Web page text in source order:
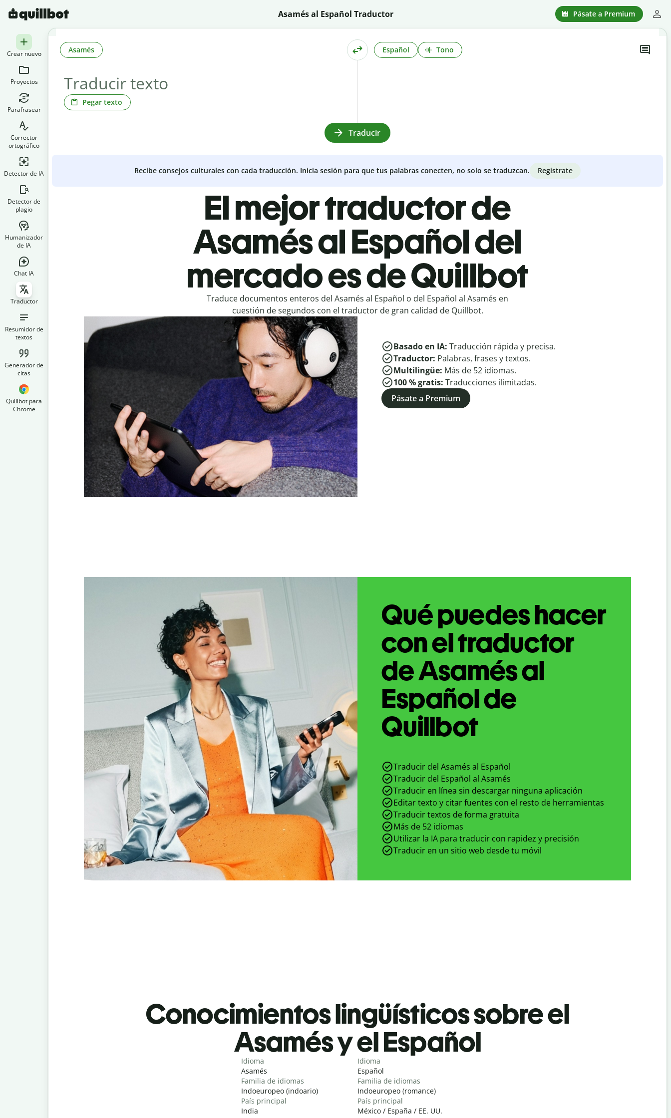
Asamés al Español Traductor Pásate a Premium
Crear nuevo
Proyectos
Parafrasear
Corrector
ortográfico
Detector de IA
Detector de
plagio
Humanizador
de IA
Chat IA
Traductor
Resumidor de
textos
Generador de
citas
Quillbot para
Chrome
Pegar texto
Asamés Español Tono
Traducir
Recibe consejos culturales con cada traducción. Inicia sesión para que tus palabras conecten, no solo se traduzcan. Regístrate
El mejor traductor de
Asamés al Español del
mercado es de Quillbot
Traduce documentos enteros del Asamés al Español o del Español al Asamés en
cuestión de segundos con el traductor de gran calidad de Quillbot.
Basado en IA: Traducción rápida y precisa.
Traductor: Palabras, frases y textos.
Multilingüe: Más de 52 idiomas.
100 % gratis: Traducciones ilimitadas.
Pásate a Premium
Qué puedes hacer
con el traductor
de Asamés al
Español de
Quillbot
Traducir del Asamés al Español
Traducir del Español al Asamés
Traducir en línea sin descargar ninguna aplicación
Editar texto y citar fuentes con el resto de herramientas
Traducir textos de forma gratuita
Más de 52 idiomas
Utilizar la IA para traducir con rapidez y precisión
Traducir en un sitio web desde tu móvil
Conocimientos lingüísticos sobre el
Asamés y el Español
Idioma
Asamés
Familia de idiomas
Indoeuropeo (indoario)
País principal
India
Idioma
Español
Familia de idiomas
Indoeuropeo (romance)
País principal
México / España / EE. UU.